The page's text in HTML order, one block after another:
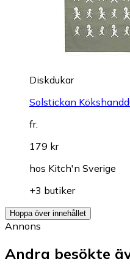
Diskdukar
Solstickan
fr.
179 kr
hos Kitch'n Sverige
+3 butiker
Hoppa över innehållet
Annons
Andra besökte